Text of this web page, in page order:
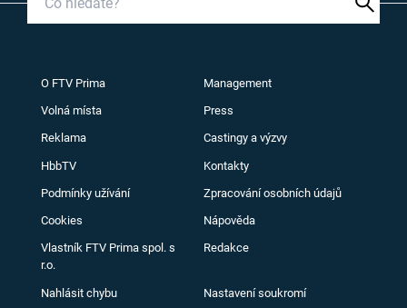
O FTV Prima Management
Volná místa Press
Reklama Castingy a výzvy
HbbTV Kontakty
Podmínky užívání Zpracování osobních údajů
Cookies Nápověda
Vlastník FTV Prima spol. s
r.o.
Redakce
Nahlásit chybu Nastavení soukromí